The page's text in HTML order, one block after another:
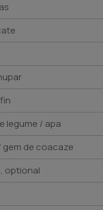
legume / apa
gem de coacaze
optional